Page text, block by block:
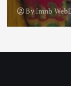
ByImnb